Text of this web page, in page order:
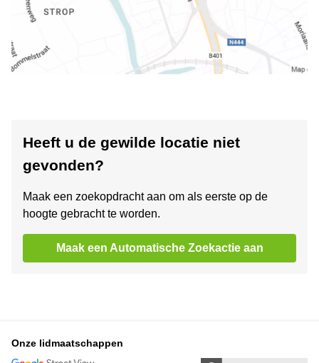
Heeft u de gewilde locatie niet
gevonden?
Maak een zoekopdracht aan om als eerste op de
hoogte gebracht te worden.
Maak een Automatische Zoekactie aan
Onze lidmaatschappen